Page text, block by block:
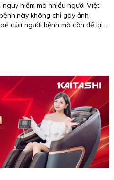
hiểm mà nhiều người Việt
này không chỉ gây ảnh
của người bệnh mà còn để lại
hướng phòng ngừa và điều trị